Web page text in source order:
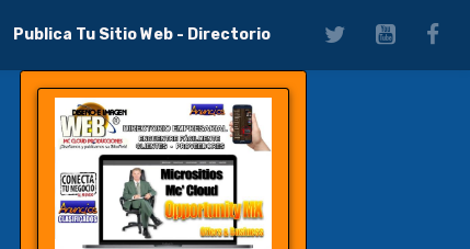
Publica Tu Sitio Web - Directorio